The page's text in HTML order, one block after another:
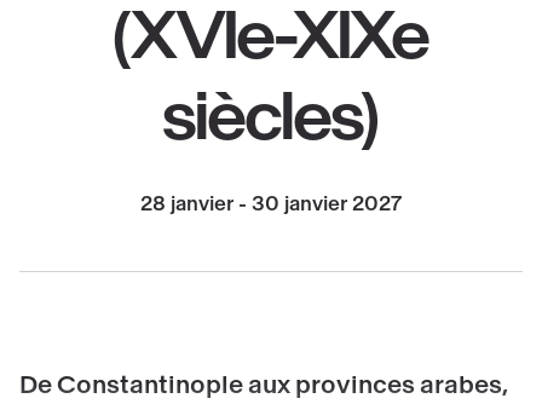
(XVIe-XIXe
siècles)
28 janvier - 30 janvier 2027
De Constantinople aux provinces arabes,